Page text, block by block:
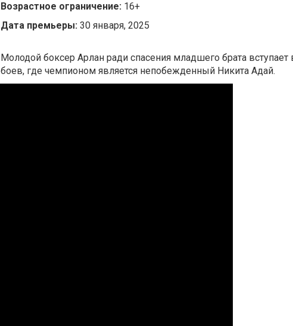
Возрастное ограничение: 16+
Дата премьеры: 30 января, 2025
Молодой боксер Арлан ради спасения младшего брата
боев, где чемпионом является непобежденный Никита Адай.